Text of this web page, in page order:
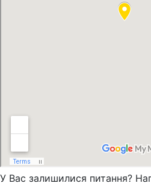
У Вас залишилися питання?